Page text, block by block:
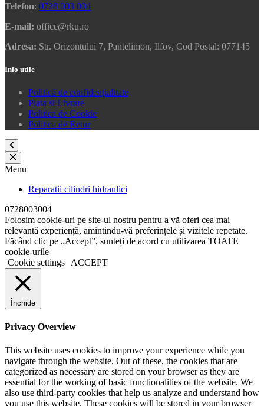
Telefon: 0728 003 004
E-mail: office@rku.ro
Adresa: Str. Orizontului 7, Pantelimon, Ilfov, Cod Postal: 077145
Info utile
Politică de confidențialitate
Plata si Livrare
Politica de Cookie
Politica de Retur
Menu
Reparatii cilindri hidraulici
0728003004
Folosim cookie-uri pe site-ul nostru pentru a vă oferi cea mai
relevantă experiență, amintindu-vă preferințele și vizitele repetate.
Făcând clic pe „Accept”, sunteți de acord cu utilizarea TOATE
cookie-urile
Cookie settings
ACCEPT
Închide
Privacy Overview
This website uses cookies to improve your experience while you
navigate through the website. Out of these, the cookies that are
categorized as necessary are stored on your browser as they are
essential for the working of basic functionalities of the website. We
also use third-party cookies that help us analyze and understand how
you use this website. These cookies will be stored in your browser